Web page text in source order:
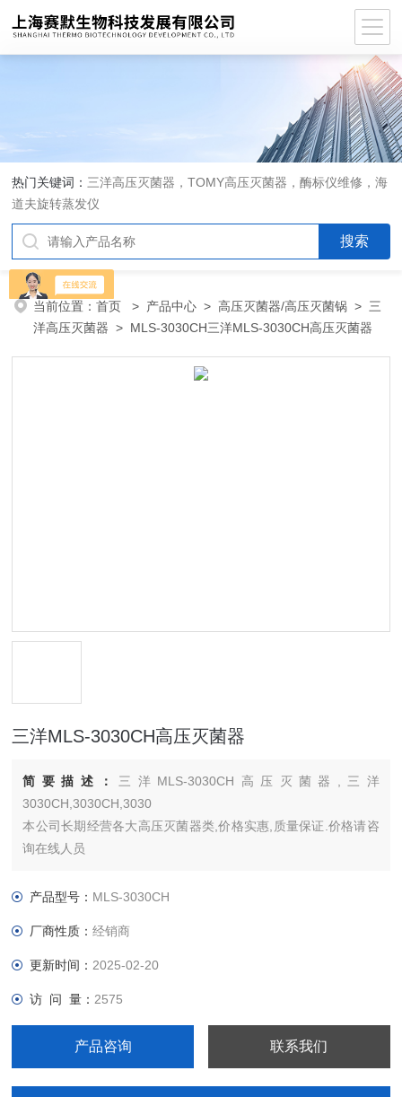
热门关键词： 三洋高压灭菌器，TOMY高压灭菌器，酶标仪维修，海
道夫旋转蒸发仪
当前位置：首页 > 产品中心 >高压灭菌器/高压灭菌锅 > 三
洋高压灭菌器 > MLS-3030CH三洋MLS-3030CH高压灭菌器
三洋MLS-3030CH高压灭菌器
简要描述： 三洋MLS-3030CH高压灭菌器,三洋
3030CH,3030CH,3030
本公司长期经营各大高压灭菌器类,价格实惠,质量保证.价格请咨
询在线人员
产品型号： MLS-3030CH
厂商性质：经销商
更新时间： 2025-02-20
访 问 量： 2575
产品咨询 联系我们